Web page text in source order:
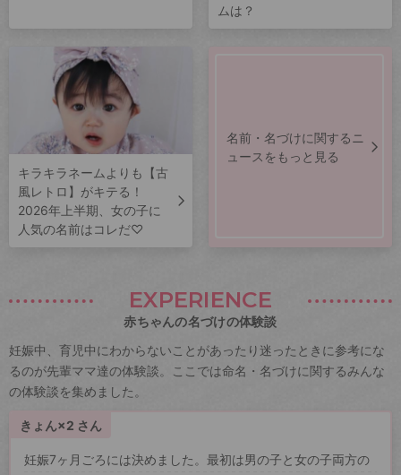
ムは？
キラキラネームよりも【古
風レトロ】がキテる！
2026年上半期、女の子に
人気の名前はコレだ♡
名前・名づけに関するニ
ュースをもっと見る
EXPERIENCE
赤ちゃんの名づけの体験談
妊娠中、育児中にわからないことがあったり迷ったときに参考にな
るのが先輩ママ達の体験談。ここでは命名・名づけに関するみんな
の体験談を集めました。
きょん×2 さん
妊娠7ヶ月ごろには決めました。最初は男の子と女の子両方の